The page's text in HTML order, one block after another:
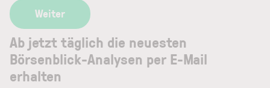
Ab jetzt täglich die neuesten
Börsenblick-Analysen per E-Mail
erhalten